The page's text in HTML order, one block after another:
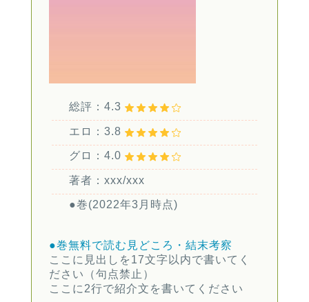
総評：4.3
エロ：3.8
グロ：4.0
著者：xxx/xxx
●巻(2022年3月時点)
●巻無料で読む 見どころ・結末考察
ここに見出しを17文字以内で書いてく
ださい（句点禁止）
ここに2行で紹介文を書いてください